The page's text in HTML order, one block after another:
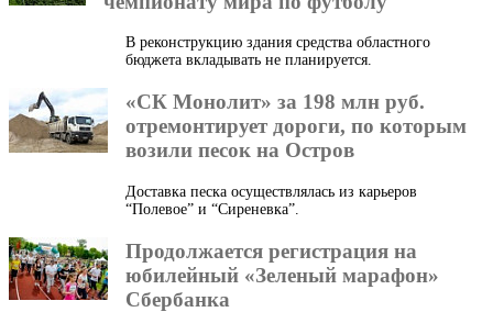
В реконструкцию здания средства областного
бюджета вкладывать не планируется.
«СК Монолит» за 198 млн руб.
отремонтирует дороги, по которым
возили песок на Остров
Доставка песка осуществлялась из карьеров
“Полевое” и “Сиреневка”.
Продолжается регистрация на
юбилейный «Зеленый марафон»
Сбербанка